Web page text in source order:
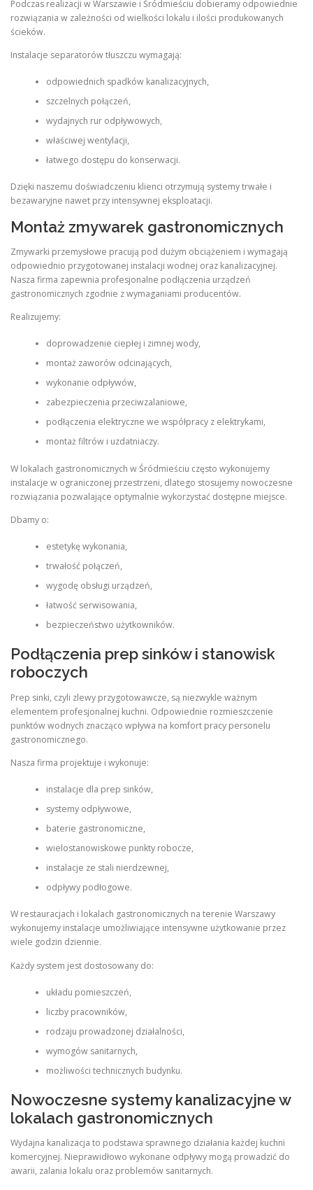
Podczas realizacji w Warszawie i Śródmieściu dobieramy odpowiednie
rozwiązania w zależności od wielkości lokalu i ilości produkowanych
ścieków.
Instalacje separatorów tłuszczu wymagają:
odpowiednich spadków kanalizacyjnych,
szczelnych połączeń,
wydajnych rur odpływowych,
właściwej wentylacji,
łatwego dostępu do konserwacji.
Dzięki naszemu doświadczeniu klienci otrzymują systemy trwałe i
bezawaryjne nawet przy intensywnej eksploatacji.
Montaż zmywarek gastronomicznych
Zmywarki przemysłowe pracują pod dużym obciążeniem i wymagają
odpowiednio przygotowanej instalacji wodnej oraz kanalizacyjnej.
Nasza firma zapewnia profesjonalne podłączenia urządzeń
gastronomicznych zgodnie z wymaganiami producentów.
Realizujemy:
doprowadzenie ciepłej i zimnej wody,
montaż zaworów odcinających,
wykonanie odpływów,
zabezpieczenia przeciwzalaniowe,
podłączenia elektryczne we współpracy z elektrykami,
montaż filtrów i uzdatniaczy.
W lokalach gastronomicznych w Śródmieściu często wykonujemy
instalacje w ograniczonej przestrzeni, dlatego stosujemy nowoczesne
rozwiązania pozwalające optymalnie wykorzystać dostępne miejsce.
Dbamy o:
estetykę wykonania,
trwałość połączeń,
wygodę obsługi urządzeń,
łatwość serwisowania,
bezpieczeństwo użytkowników.
Podłączenia prep sinków i stanowisk
roboczych
Prep sinki, czyli zlewy przygotowawcze, są niezwykle ważnym
elementem profesjonalnej kuchni. Odpowiednie rozmieszczenie
punktów wodnych znacząco wpływa na komfort pracy personelu
gastronomicznego.
Nasza firma projektuje i wykonuje:
instalacje dla prep sinków,
systemy odpływowe,
baterie gastronomiczne,
wielostanowiskowe punkty robocze,
instalacje ze stali nierdzewnej,
odpływy podłogowe.
W restauracjach i lokalach gastronomicznych na terenie Warszawy
wykonujemy instalacje umożliwiające intensywne użytkowanie przez
wiele godzin dziennie.
Każdy system jest dostosowany do:
układu pomieszczeń,
liczby pracowników,
rodzaju prowadzonej działalności,
wymogów sanitarnych,
możliwości technicznych budynku.
Nowoczesne systemy kanalizacyjne w
lokalach gastronomicznych
Wydajna kanalizacja to podstawa sprawnego działania każdej kuchni
komercyjnej. Nieprawidłowo wykonane odpływy mogą prowadzić do
awarii, zalania lokalu oraz problemów sanitarnych.